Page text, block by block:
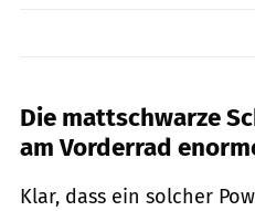
Die mattschwarze
am Vorderrad
Klar, dass ein solcher